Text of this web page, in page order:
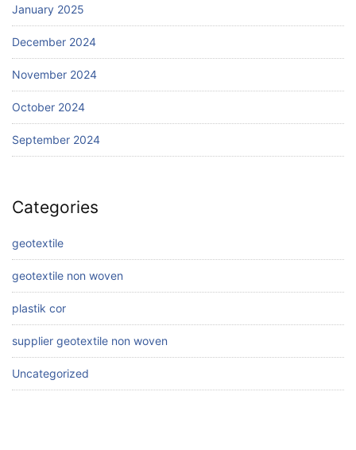
January 2025
December 2024
November 2024
October 2024
September 2024
Categories
geotextile
geotextile non woven
plastik cor
supplier geotextile non woven
Uncategorized